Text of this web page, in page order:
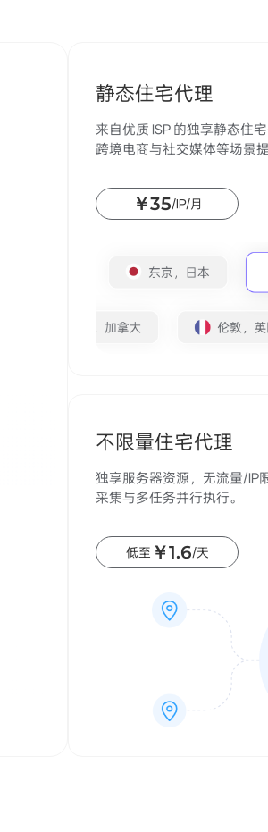
静态住宅代理
来自优质 ISP 的独享静态住
跨境电商与社交媒体等场景
￥35/IP/月
不限量住宅代理
独享服务器资源，无流量/IP
采集与多任务并行执行。
低至 ￥1.6/天